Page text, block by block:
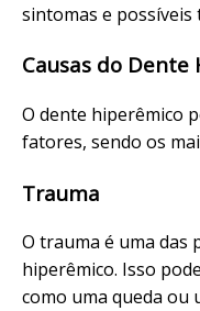
sintomas e
Causas do Dente
O dente hiperêmico
fatores, sendo os
Trauma
O trauma é uma das
hiperêmico. Isso
como uma queda ou